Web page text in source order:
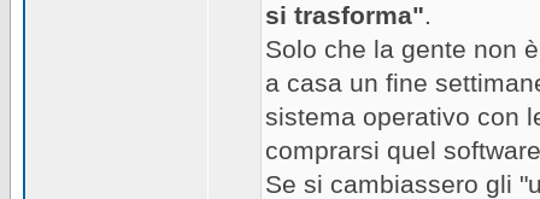
si trasforma".
Solo che la gente non
a casa un fine
sistema operativo con
comprarsi quel
Se si cambiassero gli